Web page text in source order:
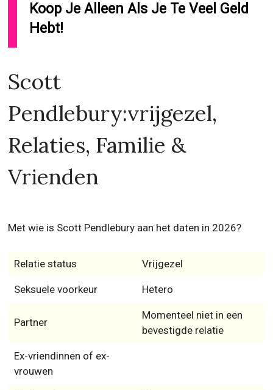
Koop Je Alleen Als Je Te Veel Geld
Hebt!
Scott
Pendlebury:vrijgezel,
Relaties, Familie &
Vrienden
Met wie is Scott Pendlebury aan het daten in 2026?
Relatie status Vrijgezel
Seksuele voorkeur Hetero
Partner
Momenteel niet in een
bevestigde relatie
Ex-vriendinnen of ex-
vrouwen